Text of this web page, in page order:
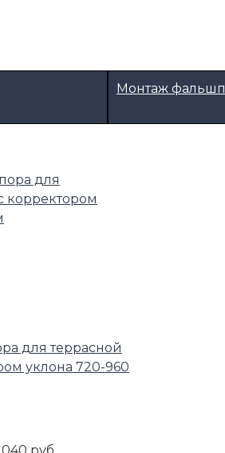
Монтаж
для террасной
уклона 720-960
руб.